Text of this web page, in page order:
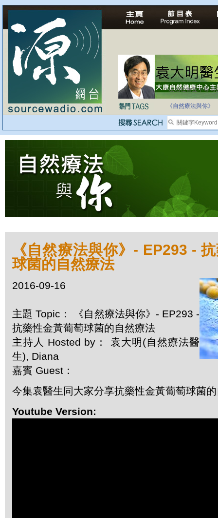
法治社會並不等同
《自然療法與你》
《自然療法與你》- EP293 -
球菌的自然療法
2016-09-16
主題 Topic： 《自然療法與你》- EP293 -
抗藥性金黃葡萄球菌的自然療法
主持人 Hosted by： 袁大明(自然療法醫
生), Diana
嘉賓 Guest：
今集袁醫生同大家分享抗藥性金黃葡萄球菌
Youtube Version: